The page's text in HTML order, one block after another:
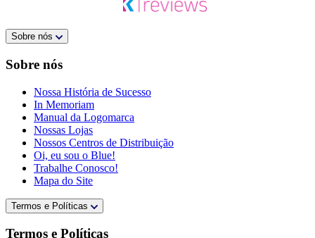
Sobre nós
Sobre nós
Nossa História de Sucesso
In Memoriam
Manual da Logomarca
Nossas Lojas
Nossos Centros de Distribuição
Oi, eu sou o Blue!
Trabalhe Conosco!
Mapa do Site
Termos e Políticas
Termos e Políticas